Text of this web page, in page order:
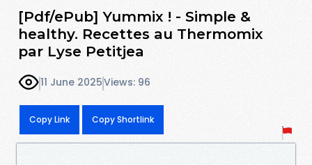
[Pdf/ePub] Yummix ! - Simple &
healthy. Recettes au Thermomix
par Lyse Petitjea
11 June 2025Views: 96
Copy Link Copy Shortlink